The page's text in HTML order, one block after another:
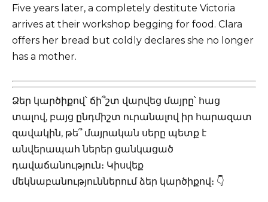
Five years later, a completely destitute Victoria
arrives at their workshop begging for food. Clara
offers her bread but coldly declares she no longer
has a mother.
Ձեր կարծիքով՝ ճի՞շտ վարվեց մայրը՝ հաց
տալով, բայց ընդմիշտ ուրանալով իր հարազատ
զավակին, թե՞ մայրական սերը պետք է
անվերապահ ներեր ցանկացած
դավաճանություն։ Կիսվեք
մեկնաբանություններում ձեր կարծիքով։ 👇